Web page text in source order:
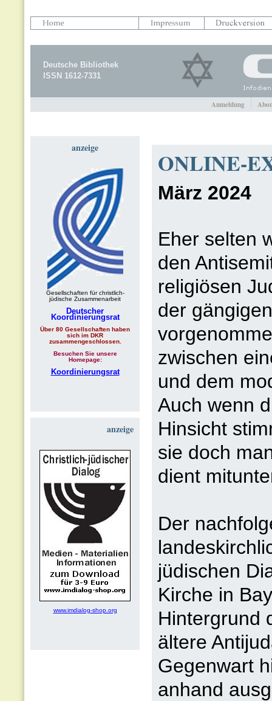
Deutsche Bibliothek
ISSN 1612-7331
Anmeldung
anzeige
Gesellschaften für christlich-
jüdische Zusammenarbeit
Deutscher
Koordinierungsrat
Über 80 Gesellschaften haben
sich im DKR
zusammengeschlossen.
Besuchen Sie unsere
Homepage:
Koordinierungsrat
anzeige
www.imdialog-shop.org
ONLINE-
März 2024
Eher selten
den
religiösen
der
zwischen
und dem
Auch wenn
Hinsicht
sie doch
dient
Der
jüdischen
Kirche in
Hintergrund
ältere
Gegenwart
anhand